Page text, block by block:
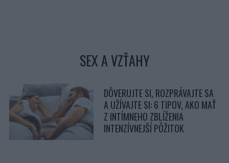
SEX A VZŤAHY
DÔVERUJTE SI, ROZPRÁVAJTE SA
A UŽÍVAJTE SI: 6 TIPOV, AKO MAŤ
Z INTÍMNEHO ZBLÍŽENIA
INTENZÍVNEJŠÍ PÔŽITOK